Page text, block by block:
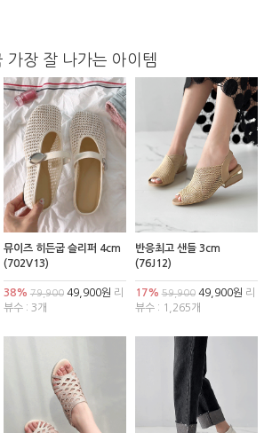
가장 잘 나가는 아이템
뮤이즈 히든굽 슬리퍼 4cm
(702V13)
38% 79,90049,900원 리
뷰수 : 3개
반응최고 샌들 3cm
(76J12)
17% 59,90049,900원 리
뷰수 : 1,265개